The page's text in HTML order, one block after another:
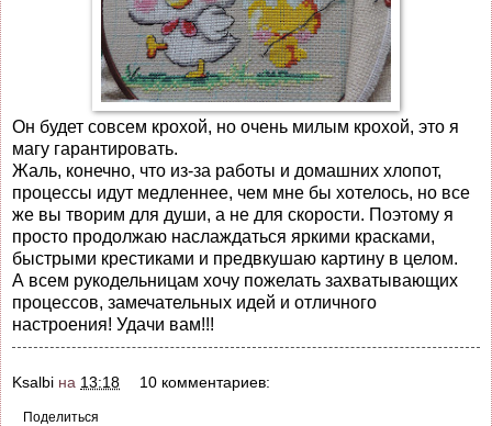
Он будет совсем крохой, но очень милым крохой, это я
магу гарантировать.
Жаль, конечно, что из-за работы и домашних хлопот,
процессы идут медленнее, чем мне бы хотелось, но все
же вы творим для души, а не для скорости. Поэтому я
просто продолжаю наслаждаться яркими красками,
быстрыми крестиками и предвкушаю картину в целом.
А всем рукодельницам хочу пожелать захватывающих
процессов, замечательных идей и отличного
настроения! Удачи вам!!!
Ksalbi на 13:18 10 комментариев:
Поделиться